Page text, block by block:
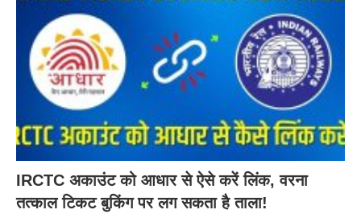
IRCTC अकाउंट को आधार से ऐसे करें लिंक, वरना
तत्काल टिकट बुकिंग पर लग सकता है ताला!